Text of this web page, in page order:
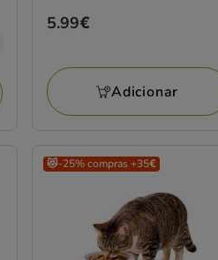
Preço
5.99€
Adicionar
😻-25% compras +35€